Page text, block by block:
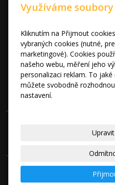
KUCHYNĚ
DVEŘE A STOLY
OBÝVACÍ POKOJE
AKCE
FOTOGALERIE
VÝPRODEJ VZORKŮ
RADY A TIPY
KONTAKT
|Mapa
Využíváme
Kliknutím na Přijmout
vybraných cookies (nutné,
marketingové). Cookies
našeho webu, měření jeho
personalizaci reklam. To
můžete svobodně
nastavení.